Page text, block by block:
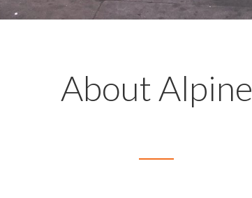
About Alpine